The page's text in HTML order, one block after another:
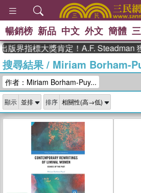
熱搜： 東野
、 The
獎 臺灣漫遊
登輝時代
偉大的迷走
暢銷榜 新品 中文 外文 簡體
版界指標大獎肯定！A.F. Steadman
搜尋結果/ Miriam Borham-
作者：Miriam Borham-Puy...
顯示 排序